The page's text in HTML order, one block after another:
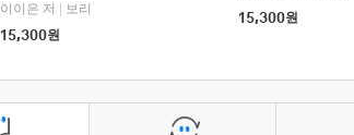
이이은 저
보리
15,300원
15,300원